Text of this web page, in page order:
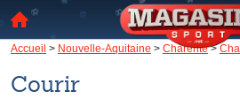
Accueil > Nouvelle-Aquitaine > Charente>
Courir